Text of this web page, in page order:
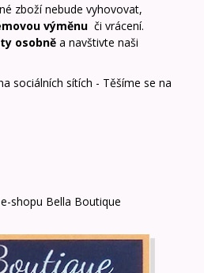
zboží nebude vyhovovat,
výměnu či vrácení.
osobně a navštivte naši
sociálních sítích - Těšíme se na
shopu Bella Boutique